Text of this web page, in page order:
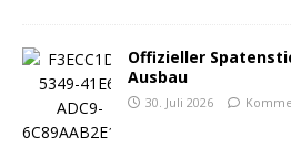
Offizieller
Ausbau
30. Juli 2026